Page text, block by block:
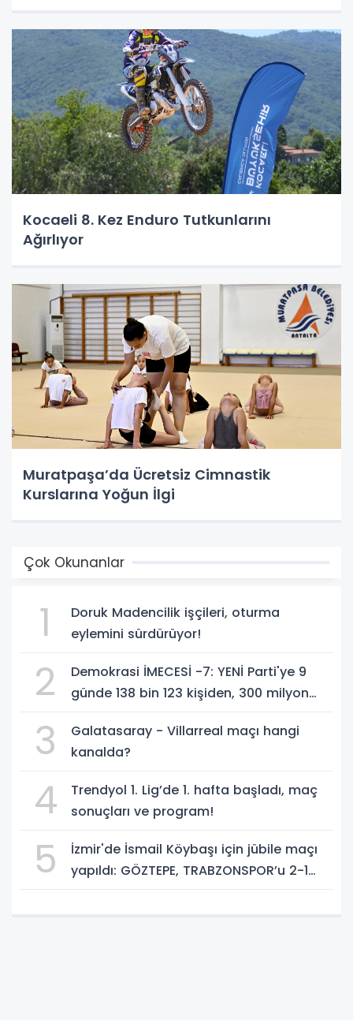
Kocaeli 8. Kez Enduro Tutkunlarını
Ağırlıyor
Muratpaşa’da Ücretsiz Cimnastik
Kurslarına Yoğun İlgi
Çok Okunanlar
1
Doruk Madencilik işçileri, oturma
eylemini sürdürüyor!
2
Demokrasi İMECESİ -7: YENİ Parti'ye 9
günde 138 bin 123 kişiden, 300 milyon
3
Galatasaray - Villarreal maçı hangi
kanalda?
4
Trendyol 1. Lig’de 1. hafta başladı, maç
sonuçları ve program!
5
İzmir'de İsmail Köybaşı için jübile maçı
yapıldı: GÖZTEPE, TRABZONSPOR’u 2-1